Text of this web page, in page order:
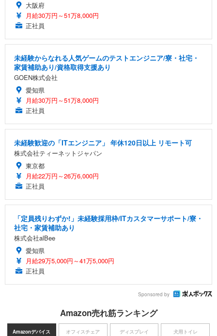
大阪府
月給30万円～51万8,000円
正社員
未経験からなれる人気ゲームのテストエンジニア/寮・社宅・
家賃補助あり/資格取得支援あり
GOEN株式会社
愛知県
月給30万円～51万8,000円
正社員
未経験歓迎の「ITエンジニア」 年休120日以上 リモート可
株式会社ティーネットジャパン
東京都
月給22万円～26万6,000円
正社員
「定員残りわずか!」未経験採用枠/ITカスタマーサポート/寮・
社宅・家賃補助あり
株式会社alBee
愛知県
月給29万5,000円～41万5,000円
正社員
Sponsored by
Amazon売れ筋ランキング
Amazonデバイス オフィスチェア ディスプレイ 犬用トイレ